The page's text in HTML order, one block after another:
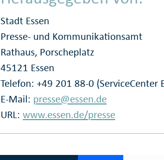
Stadt Essen
Presse- und Kommunikationsamt
Rathaus, Porscheplatz
45121 Essen
Telefon: +49 201 88-0 (ServiceCenter
E-Mail: presse@essen.de
URL:www.essen.de/presse